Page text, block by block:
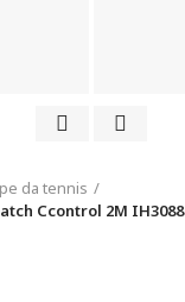
da tennis
Ccontrol 2M IH3088